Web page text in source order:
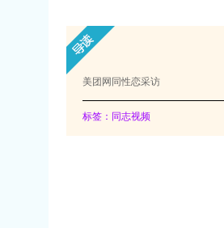
美团网同性恋采访
标签：同志视频